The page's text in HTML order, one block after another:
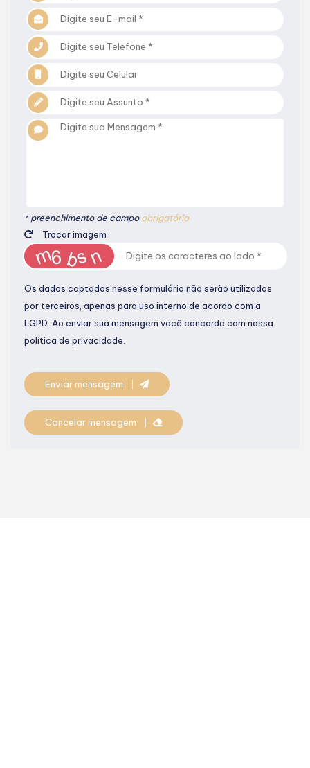
* preenchimento de campoobrigatório
Trocar imagem
Os dados captados nesse formulário não serão utilizados
por terceiros, apenas para uso interno de acordo com a
LGPD. Ao enviar sua mensagem você concorda com nossa
política de privacidade.
Enviar mensagem
Cancelar mensagem